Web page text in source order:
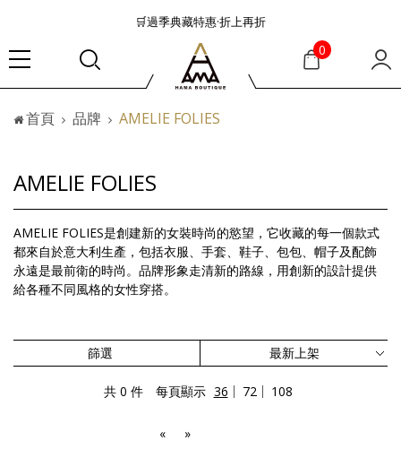
🛒過季典藏特惠·折上再折
👜大容量包款美學從不只是收納
『折扣』降臨，將時髦夏季全部收藏
🟤「萬元初」入手HEREU小眾靜奢品牌包款
🟤TODS的義大利經典美學超越了短暫流行
『折扣』降臨，將時髦夏季全部收藏
🟤「萬元初」入手HEREU小眾靜奢品牌包款
0
首頁 品牌 AMELIE FOLIES
AMELIE FOLIES
AMELIE FOLIES是創建新的女裝時尚的慾望，它收藏的每一個款式
都來自於意大利生產，包括衣服、手套、鞋子、包包、帽子及配飾
永遠是最前衛的時尚。品牌形象走清新的路線，用創新的設計提供
給各種不同風格的女性穿搭。
篩選
共 0 件 每頁顯示 36 72 108
« »